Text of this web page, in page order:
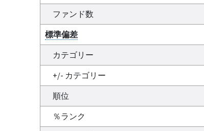
ファンド数
標準偏差
カテゴリー
+/- カテゴリー
順位
％ランク